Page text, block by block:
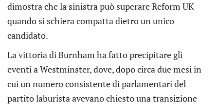
dimostra che la sinistra può superare Reform UK
quando si schiera compatta dietro un unico
candidato.
La vittoria di Burnham ha fatto precipitare gli
eventi a Westminster, dove, dopo circa due mesi in
cui un numero consistente di parlamentari del
partito laburista avevano chiesto una transizione